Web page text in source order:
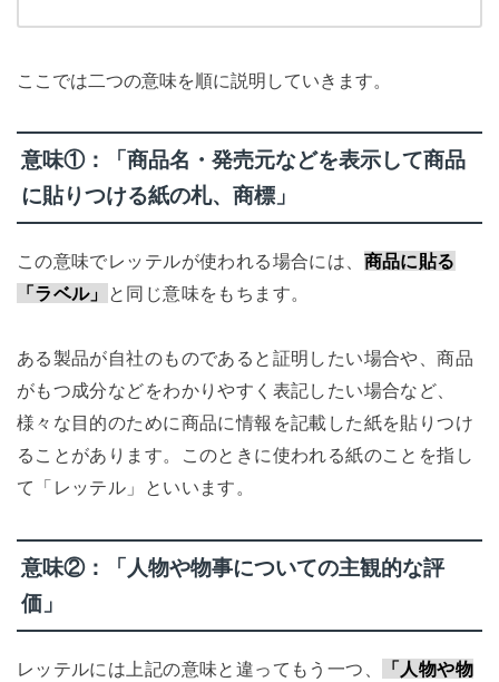
ここでは二つの意味を順に説明していきます。
意味①：「商品名・発売元などを表示して商品
に貼りつける紙の札、商標」
この意味でレッテルが使われる場合には、 商品に貼る
「ラベル」
と同じ意味をもちます。
ある製品が自社のものであると証明したい場合や、商品
がもつ成分などをわかりやすく表記したい場合など、
様々な目的のために商品に情報を記載した紙を貼りつけ
ることがあります。このときに使われる紙のことを指し
て「レッテル」といいます。
意味②：「人物や物事についての主観的な評
価」
レッテルには上記の意味と違ってもう一つ、 「人物や物